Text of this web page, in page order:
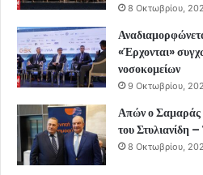
8 Οκτωβρίου,
«Έρχονται»
νοσοκομείων
9 Οκτωβρίου,
Απών ο Σαμαράς
του Στυλιανίδη
8 Οκτωβρίου,